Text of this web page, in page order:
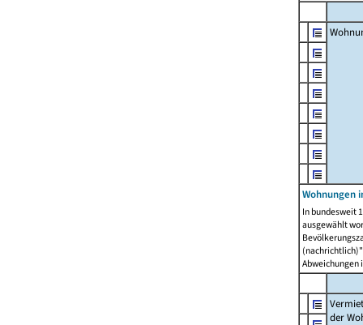
Wohnungen
In bundesweit
ausgewählt
Abweichungen
der